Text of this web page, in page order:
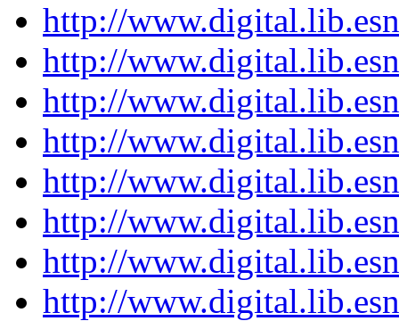
http://
http://
http://
http://
http://
http://
http://
http://